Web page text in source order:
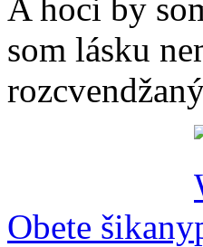
A hoci by
som lásku
Obete šikany